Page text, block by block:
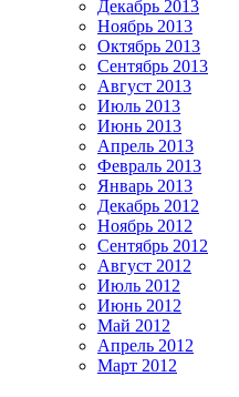
Декабрь 2013
Ноябрь 2013
Октябрь 2013
Сентябрь 2013
Август 2013
Июль 2013
Июнь 2013
Апрель 2013
Февраль 2013
Январь 2013
Декабрь 2012
Ноябрь 2012
Сентябрь 2012
Август 2012
Июль 2012
Июнь 2012
Май 2012
Апрель 2012
Март 2012